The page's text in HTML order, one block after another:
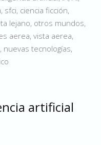
sfci, ciencia ficción,
lejano, otros mundos,
aerea, vista aerea,
tecnologías,
artificial